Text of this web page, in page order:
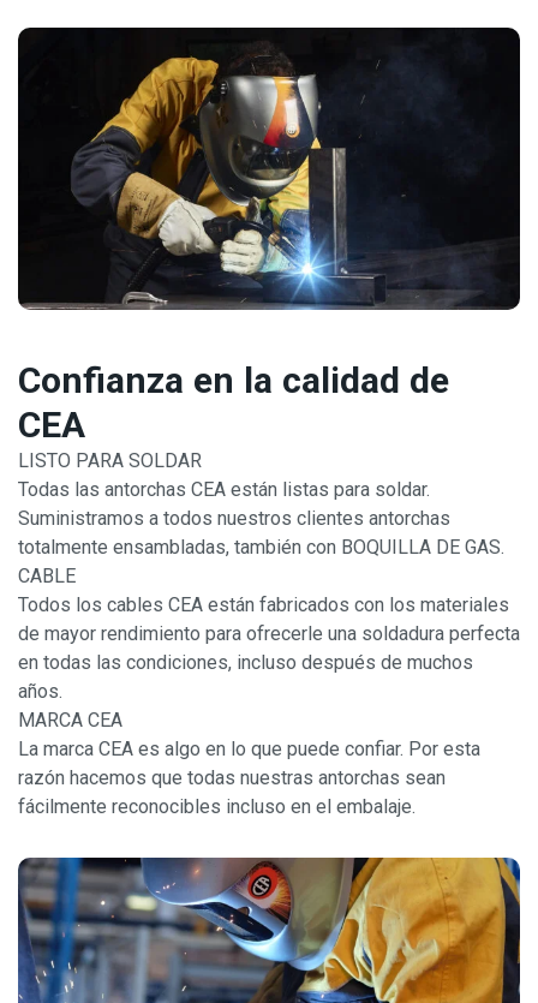
Confianza en la calidad de
CEA
LISTO PARA SOLDAR
Todas las antorchas CEA están listas para soldar.
Suministramos a todos nuestros clientes antorchas
totalmente ensambladas, también con BOQUILLA DE GAS.
CABLE
Todos los cables CEA están fabricados con los materiales
de mayor rendimiento para ofrecerle una soldadura perfecta
en todas las condiciones, incluso después de muchos
años.
MARCA CEA
La marca CEA es algo en lo que puede confiar. Por esta
razón hacemos que todas nuestras antorchas sean
fácilmente reconocibles incluso en el embalaje.